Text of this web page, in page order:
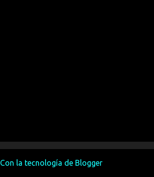
Con la tecnología de Blogger